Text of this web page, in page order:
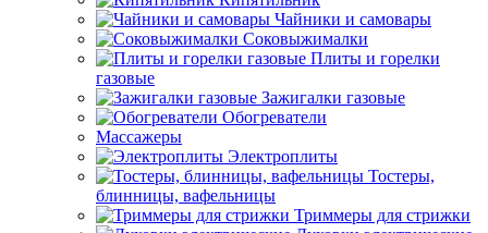
Чайники и самовары
Соковыжималки
Плиты и горелки
газовые
Зажигалки газовые
Обогреватели
Массажеры
Электроплиты
Тостеры,
блинницы, вафельницы
Триммеры для стрижки